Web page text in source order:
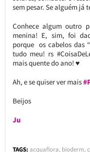
sem pesar. Se alguém já
Conhece algum outro
menina! E, sim, foi
porque os cabelos das
tudo meu! rs
mais quente do ano! ♥
Ah, e se quiser ver mais
Beijos
Ju
TAGS: acquaflora, bioderm,